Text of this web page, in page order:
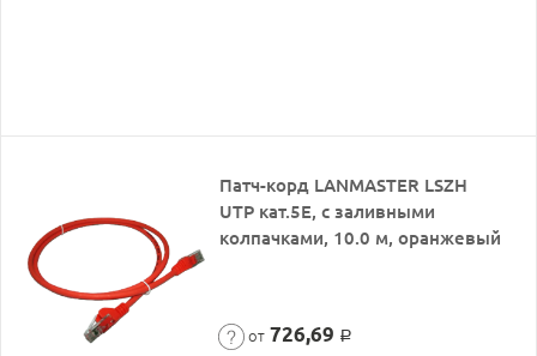
Патч-корд LANMASTER LSZH
UTP кат.5Е, с заливными
колпачками, 10.0 м, оранжевый
от 726,69 Р